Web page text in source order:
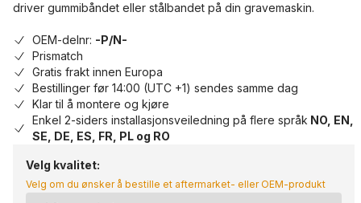
driver gummibåndet eller stålbandet på din gravemaskin.
OEM-delnr: -P/N-
Prismatch
Gratis frakt innen Europa
Bestillinger før 14:00 (UTC +1) sendes samme dag
Klar til å montere og kjøre
Enkel 2-siders installasjonsveiledning på flere språk NO, EN,
SE, DE, ES, FR, PL og RO
Velg kvalitet:
Velg om du ønsker å bestille et aftermarket- eller OEM-produkt